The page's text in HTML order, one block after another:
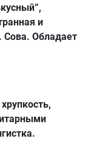
и
Сова. Обладает